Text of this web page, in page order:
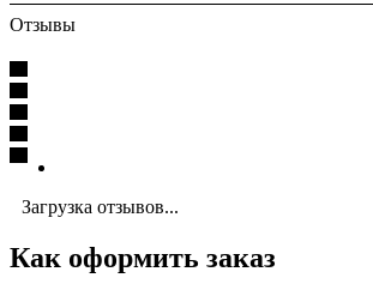
Отзывы
Загрузка отзывов...
Как оформить заказ